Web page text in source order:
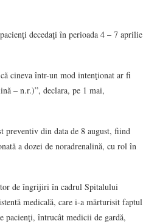
decedaţi în perioada 4 – 7 aprilie
cineva într-un mod intenţionat ar fi
– n.r.)”, declara, pe 1 mai,
preventiv din data de 8 august, fiind
a dozei de noradrenalină, cu rol în
de îngrijiri în cadrul Spitalului
medicală, care i-a mărturisit faptul
întrucât medicii de gardă,